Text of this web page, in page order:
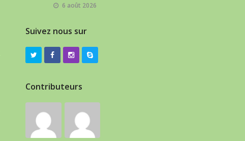
6 août 2026
Suivez nous sur
Contributeurs